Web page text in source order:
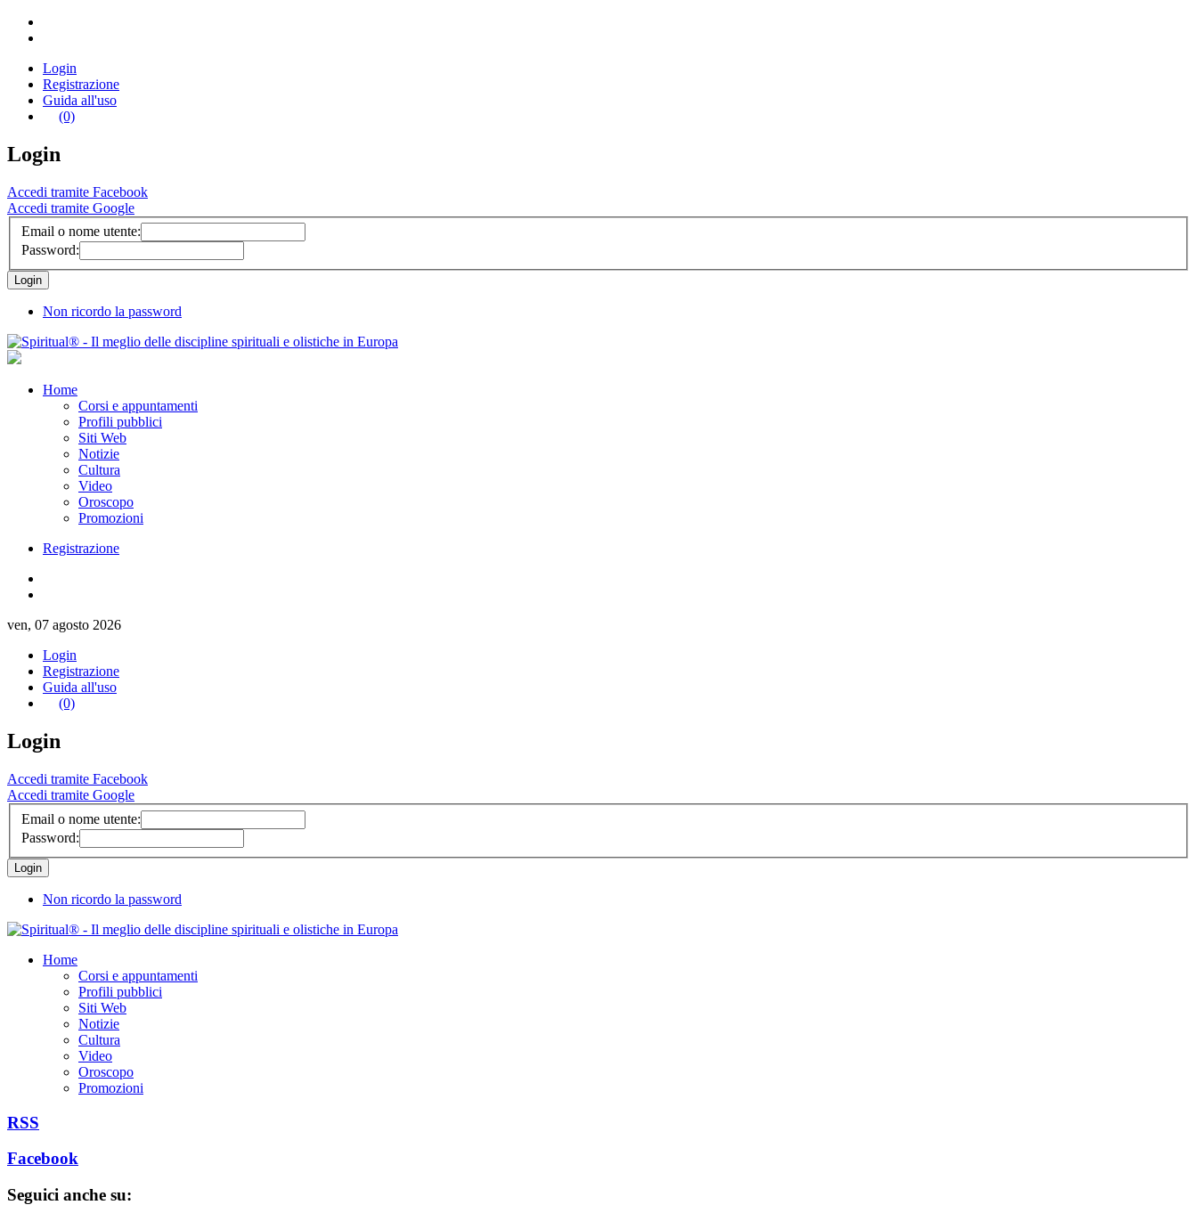
Login
Registrazione
Guida all'uso
(0)
Login
Accedi tramite Facebook
Accedi tramite Google
Email o nome utente:
Password:
Non ricordo la password
Home
Corsi e appuntamenti
Profili pubblici
Siti Web
Notizie
Cultura
Video
Oroscopo
Promozioni
Registrazione
ven, 07 agosto 2026
Login
Registrazione
Guida all'uso
(0)
Login
Accedi tramite Facebook
Accedi tramite Google
Email o nome utente:
Password:
Non ricordo la password
Home
Corsi e appuntamenti
Profili pubblici
Siti Web
Notizie
Cultura
Video
Oroscopo
Promozioni
RSS
Facebook
Seguici anche su: